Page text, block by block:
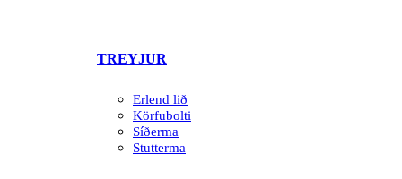
TREYJUR
Erlend lið
Körfubolti
Síðerma
Stutterma